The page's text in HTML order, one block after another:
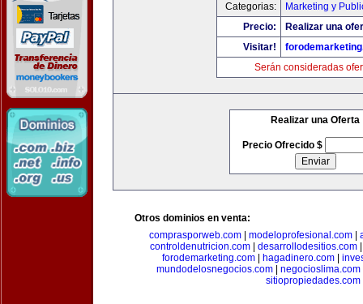
Categorias:
Marketing y
Precio:
Realizar una
Visitar!
Serán consideradas
Realizar una Oferta
Precio Ofrecido $
Otros dominios en venta:
comprasporweb.com| modeloprofesional.com|
controldenutricion.com
desarrollodesitios.com
forodemarketing.com| hagadinero.com|
mundodelosnegocios.com| negocioslima.com
sitiopropiedades.com